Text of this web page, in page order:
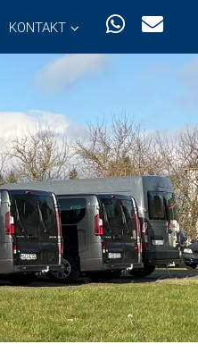
KONTAKT